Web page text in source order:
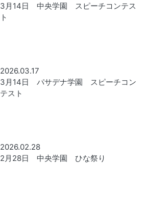
3月14日 中央学園 スピーチコンテス
ト
2026.03.17
3月14日 パサデナ学園 スピーチコン
テスト
2026.02.28
2月28日 中央学園 ひな祭り